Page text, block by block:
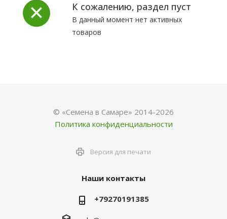
К сожалению, раздел пуст
В данный момент нет активных
товаров
© «Семена в Самаре» 2014-2026
Политика конфиденциальности
Версия для печати
Наши контакты
+79270191385